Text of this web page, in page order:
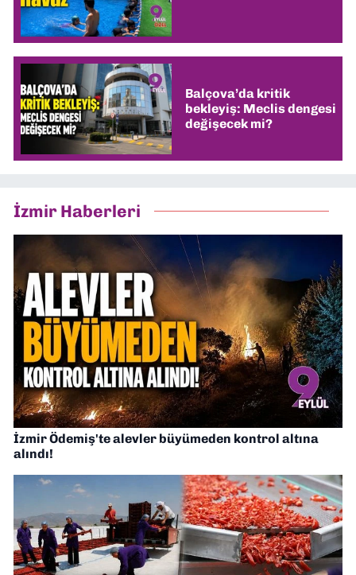
Balçova’da kritik
bekleyiş: Meclis dengesi
değişecek mi?
İzmir Haberleri
İzmir Ödemiş'te alevler büyümeden kontrol altına
alındı!